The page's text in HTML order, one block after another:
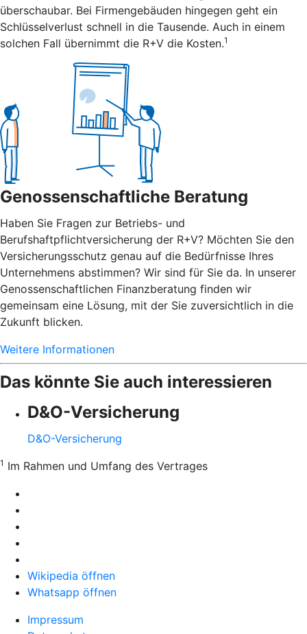
überschaubar. Bei Firmengebäuden hingegen geht ein
Schlüsselverlust schnell in die Tausende. Auch in einem
solchen Fall übernimmt die R+V die Kosten.1
Genossenschaftliche Beratung
Haben Sie Fragen zur Betriebs- und
Berufshaftpflichtversicherung der R+V? Möchten Sie den
Versicherungsschutz genau auf die Bedürfnisse Ihres
Unternehmens abstimmen? Wir sind für Sie da. In unserer
Genossenschaftlichen Finanzberatung finden wir
gemeinsam eine Lösung, mit der Sie zuversichtlich in die
Zukunft blicken.
Weitere Informationen
Das könnte Sie auch interessieren
D&O-Versicherung
D&O-Versicherung
1 Im Rahmen und Umfang des Vertrages
Wikipedia öffnen
Whatsapp öffnen
Impressum